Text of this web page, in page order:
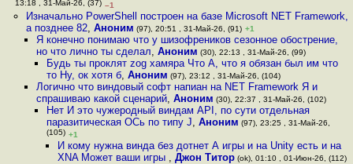
13:18 , 31-Май-26, (37) –1
Изначально PowerShell построен на базе Microsoft NET Framework,
а позднее 82, Аноним (97), 20:51 , 31-Май-26, (91) +1
Я конечно понимаю что у шизофреников сезонное обострение,
но что лично ты сделал, Аноним (30), 22:13 , 31-Май-26, (99)
Будь ты проклят zog хамяра Что А, что я обязан был им что
то Ну, ок хотя б,Аноним (97), 23:12 , 31-Май-26, (104)
Логично что виндовый софт напиан на NET Framework Я и
спрашиваю какой сценарий, Аноним (30), 22:37 , 31-Май-26, (102)
Нет И это чужеродный виндам API, по сути отдельная
паразитическая ОСь по типу J,Аноним (97), 23:25 , 31-Май-26,
(105) +1
И кому нужна винда без дотнет А игры и на Unity есть и на
XNA Может ваши игры , Джон Титор(ok), 01:10 , 01-Июн-26, (112)